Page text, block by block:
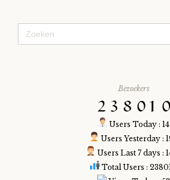
Zoek
naar:
Bezoekers
Users Today : 14
Users Yesterday :
Users Last 7 days :
Total Users :